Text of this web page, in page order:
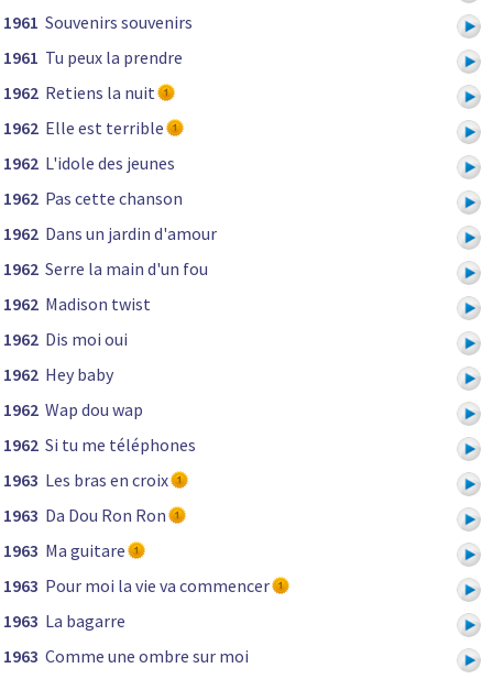
1961 Souvenirs souvenirs
1961 Tu peux la prendre
1962 Retiens la nuit
1962 Elle est terrible
1962 L'idole des jeunes
1962 Pas cette chanson
1962 Dans un jardin d'amour
1962 Serre la main d'un fou
1962 Madison twist
1962 Dis moi oui
1962 Hey baby
1962 Wap dou wap
1962 Si tu me téléphones
1963 Les bras en croix
1963 Da Dou Ron Ron
1963 Ma guitare
1963 Pour moi la vie va commencer
1963 La bagarre
1963 Comme une ombre sur moi